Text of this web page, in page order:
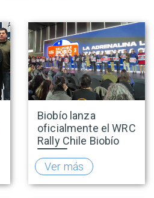
Biobío lanza
oficialmente el WRC
Rally Chile Biobío
2026 con 141
empresas
adheridas al Sello
Rally
Ver más